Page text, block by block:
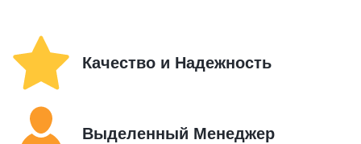
Качество и Надежность
Выделенный Менеджер